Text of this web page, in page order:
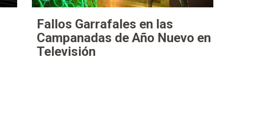
Fallos Garrafales en las
Campanadas de Año Nuevo en
Televisión